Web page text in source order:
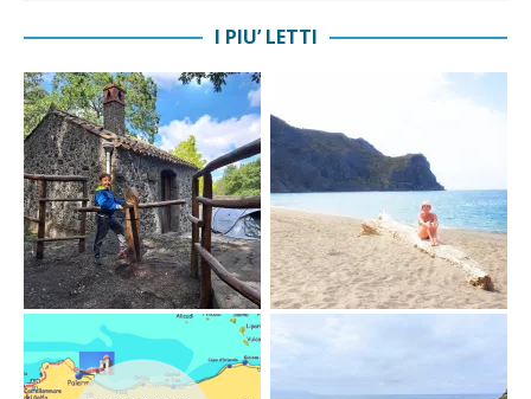
I PIU’ LETTI